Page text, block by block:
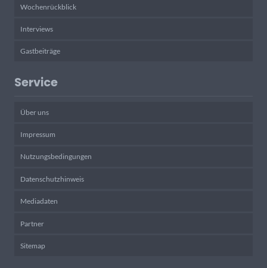
Wochenrückblick
Interviews
Gastbeiträge
Service
Über uns
Impressum
Nutzungsbedingungen
Datenschutzhinweis
Mediadaten
Partner
Sitemap